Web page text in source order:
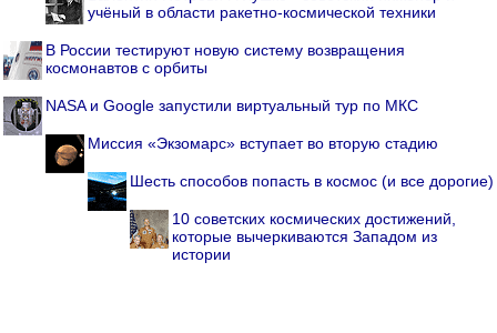
учёный в области ракетно-космической техники
В России тестируют новую систему возвращения
космонавтов с орбиты
NASA и Google запустили виртуальный тур по МКС
Миссия «Экзомарс» вступает во вторую стадию
Шесть способов попасть в космос (и все дорогие)
10 советских космических достижений,
которые вычеркиваются Западом из
истории